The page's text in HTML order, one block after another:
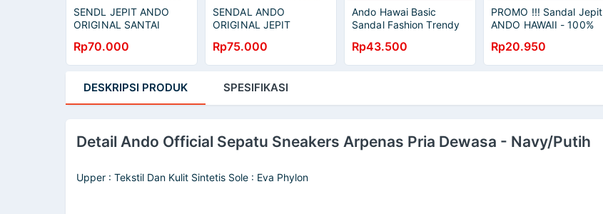
SENDL JEPIT ANDO
ORIGINAL SANTAI
KUAT DAN NYAMAN DI
PAKAI
Rp70.000
SENDAL ANDO
ORIGINAL JEPIT
GAMESTONE HARIAN
NYANTAI KUAT DAN
Rp75.000
Ando Hawai Basic
Sandal Fashion Trendy
Original Termurah
Rp43.500
PROMO !!! Sandal Jepit
ANDO HAWAII - 100%
Rp20.950
DESKRIPSI PRODUK SPESIFIKASI
Detail Ando Official Sepatu Sneakers Arpenas Pria Dewasa - Navy/Putih
Upper : Tekstil Dan Kulit Sintetis Sole : Eva Phylon